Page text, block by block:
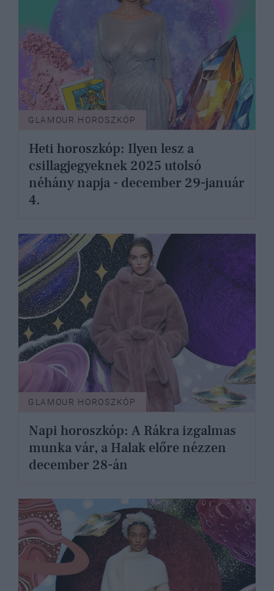
GLAMOUR HOROSZKÓP
Heti horoszkóp: Ilyen lesz a
csillagjegyeknek 2025 utolsó
néhány napja - december 29-január
4.
GLAMOUR HOROSZKÓP
Napi horoszkóp: A Rákra izgalmas
munka vár, a Halak előre nézzen
december 28-án